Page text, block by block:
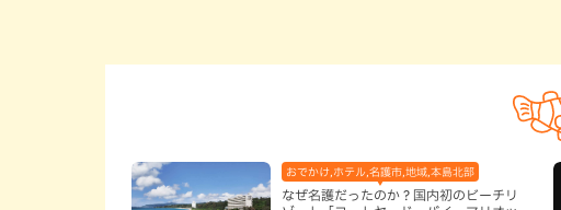
おでかけ,ホテル,名護市,地域,本島北部
なぜ名護だったのか？国内初のビーチリ